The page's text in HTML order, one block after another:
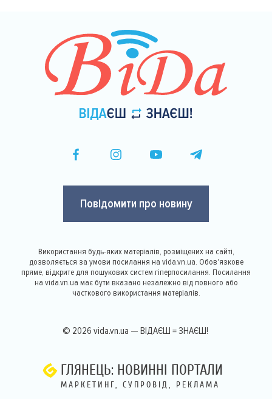
Повідомити про новину
Використання будь-яких матеріалів, розміщених на сайті,
дозволяється за умови посилання на vida.vn.ua. Обов'язкове
пряме, відкрите для пошукових систем гіперпосилання. Посилання
на vida.vn.ua має бути вказано незалежно від повного або
часткового використання матеріалів.
© 2026 vida.vn.ua — ВІДАЄШ = ЗНАЄШ!
ГЛЯНЕЦЬ: НОВИННІ ПОРТАЛИ
МАРКЕТИНГ, СУПРОВІД, РЕКЛАМА